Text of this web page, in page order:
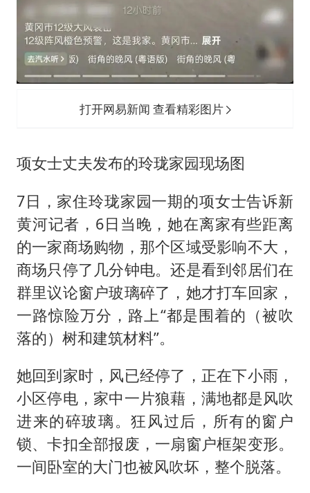
打开网易新闻 查看精彩图片
项女士丈夫发布的玲珑家园现场图
7日，家住玲珑家园一期的项女士告诉新
黄河记者，6日当晚，她在离家有些距离
的一家商场购物，那个区域受影响不大，
商场只停了几分钟电。还是看到邻居们在
群里议论窗户玻璃碎了，她才打车回家，
一路惊险万分，路上“都是围着的（被吹
落的）树和建筑材料”。
她回到家时，风已经停了，正在下小雨，
小区停电，家中一片狼藉，满地都是风吹
进来的碎玻璃。狂风过后，所有的窗户
锁、卡扣全部报废，一扇窗户框架变形。
一间卧室的大门也被风吹坏，整个脱落。